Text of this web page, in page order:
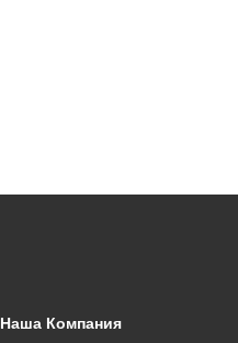
Наша Компания